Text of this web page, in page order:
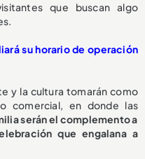
que buscan algo
su horario de operación
y la cultura tomarán como
comercial, en donde las
serán el complemento a
que engalana a